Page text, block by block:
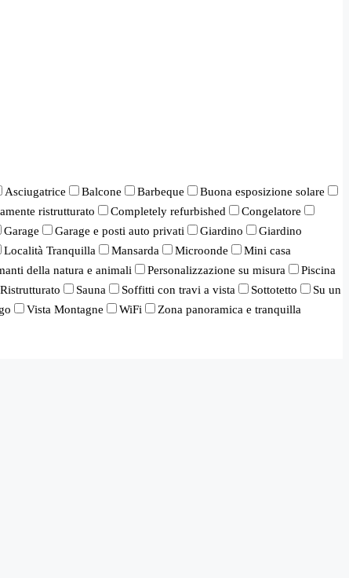
Asciugatrice Balcone Barbeque
Buona esposizione solare
ristrutturato Completely refurbished
Congelatore
Garage Garage e posti auto privati Giardino
Giardino
Località Tranquilla Mansarda Microonde
Mini casa
della natura e animali Personalizzazione su misura
Piscina
Ristrutturato Sauna Soffitti con travi a vista Sottotetto
Su un
Vista Montagne WiFi Zona panoramica e tranquilla